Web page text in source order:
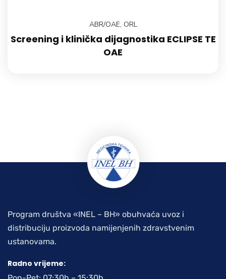
ABR/OAE, ORL
Screening i klinička dijagnostika ECLIPSE TE
OAE
Program društva «INEL – BH» obuhvaća uvoz i
distribuciju proizvoda namijenjenih zdravstvenim
ustanovama.
Radno vrijeme: